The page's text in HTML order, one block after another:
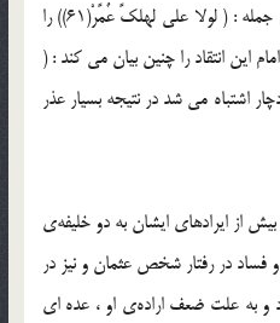
مي نمودند ؛ از اين رو در موارد زيادي جمله : ( لولا علي لهلكً عٌمًرْ(61)) را
اين انتقاد را چنين بيان مي كند : (
دچار اشتباه مي شد در نتيجه بسيار عذر
از ايرادهاي ايشان به دو خليفه‌ي
در رفتار شخص عثمان و نيز در
و به علت ضعف اراده‌ي او ، عده اي